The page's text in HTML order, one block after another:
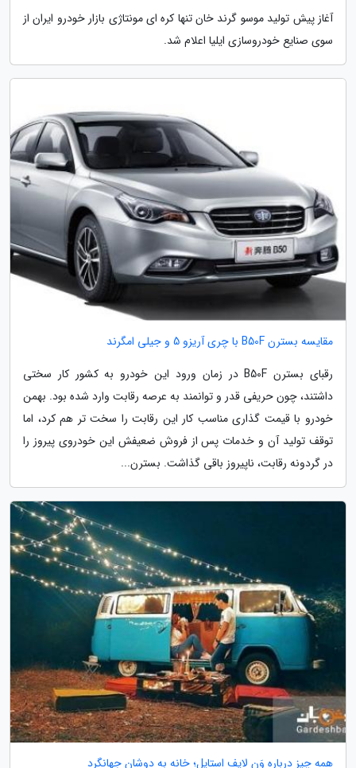
آغاز پیش تولید موسو گرند خان تنها کره ای مونتاژی بازار خودرو ایران از
سوی صنایع خودروسازی ایلیا اعلام شد.
مقایسه بسترن B50F با چری آریزو 5 و جیلی امگرند
رقبای بسترن B50F در زمان ورود این خودرو به کشور کار سختی
داشتند، چون حریفی قدر و توانمند به عرصه رقابت وارد شده بود. بهمن
خودرو با قیمت گذاری مناسب کار این رقابت را سخت تر هم کرد، اما
توقف تولید آن و خدمات پس از فروش ضعیفش این خودروی پیروز را
در گردونه رقابت، ناپیروز باقی گذاشت. بسترن...
همه چیز درباره وَن لایف استایل؛ خانه به دوشان جهانگرد